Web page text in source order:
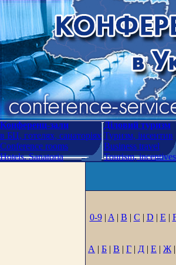
Конференц-зали
в БЦ, готелях, санаторіях
Conference rooms
Hotels. Sanatoria
Діловий туризм
Туризм, інсентив
Business travel
Tourism, incentives
0-9| A | B | C | D | E |
А | Б | В | Г | Д | Е | Ж |